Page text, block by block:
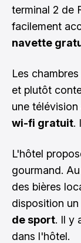
terminal 2 de
facilement
navette
Les
et plutôt
une
wi-fi gratuit.
L'hôtel
gourmand.
des bières
disposition
de sport. Il y
dans l'hôtel.